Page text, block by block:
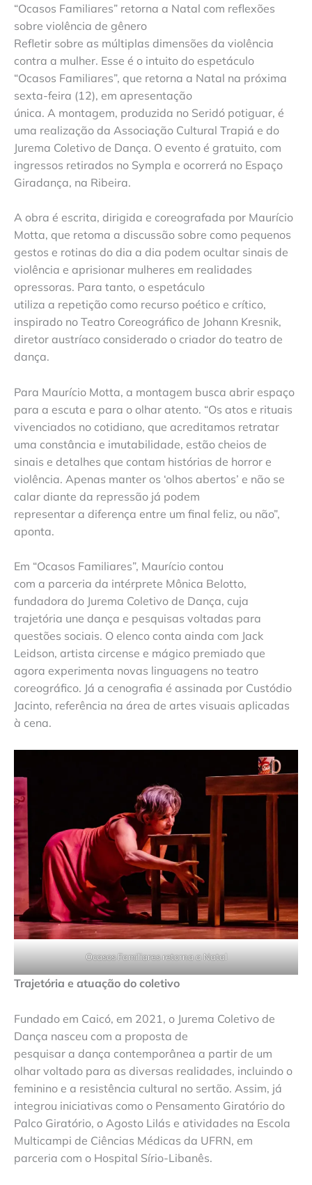
“Ocasos Familiares” retorna a Natal com reflexões
sobre violência de gênero
Refletir sobre as múltiplas dimensões da violência
contra a mulher. Esse é o intuito do espetáculo
“Ocasos Familiares”, que retorna a Natal na próxima
sexta-feira (12), em apresentação
única. A montagem, produzida no Seridó potiguar, é
uma realização da Associação Cultural Trapiá e do
Jurema Coletivo de Dança. O evento é gratuito, com
ingressos retirados no Sympla e ocorrerá no Espaço
Giradança, na Ribeira.
A obra é escrita, dirigida e coreografada por Maurício
Motta, que retoma a discussão sobre como pequenos
gestos e rotinas do dia a dia podem ocultar sinais de
violência e aprisionar mulheres em realidades
opressoras. Para tanto, o espetáculo
utiliza a repetição como recurso poético e crítico,
inspirado no Teatro Coreográfico de Johann Kresnik,
diretor austríaco considerado o criador do teatro de
dança.
Para Maurício Motta, a montagem busca abrir espaço
para a escuta e para o olhar atento. “Os atos e rituais
vivenciados no cotidiano, que acreditamos retratar
uma constância e imutabilidade, estão cheios de
sinais e detalhes que contam histórias de horror e
violência. Apenas manter os ‘olhos abertos’ e não se
calar diante da repressão já podem
representar a diferença entre um final feliz, ou não”,
aponta.
Em “Ocasos Familiares”, Maurício contou
com a parceria da intérprete Mônica Belotto,
fundadora do Jurema Coletivo de Dança, cuja
trajetória une dança e pesquisas voltadas para
questões sociais. O elenco conta ainda com Jack
Leidson, artista circense e mágico premiado que
agora experimenta novas linguagens no teatro
coreográfico. Já a cenografia é assinada por Custódio
Jacinto, referência na área de artes visuais aplicadas
à cena.
Ocasos Familiares retorna a Natal
Trajetória e atuação do coletivo
Fundado em Caicó, em 2021, o Jurema Coletivo de
Dança nasceu com a proposta de
pesquisar a dança contemporânea a partir de um
olhar voltado para as diversas realidades, incluindo o
feminino e a resistência cultural no sertão. Assim, já
integrou iniciativas como o Pensamento Giratório do
Palco Giratório, o Agosto Lilás e atividades na Escola
Multicampi de Ciências Médicas da UFRN, em
parceria com o Hospital Sírio-Libanês.